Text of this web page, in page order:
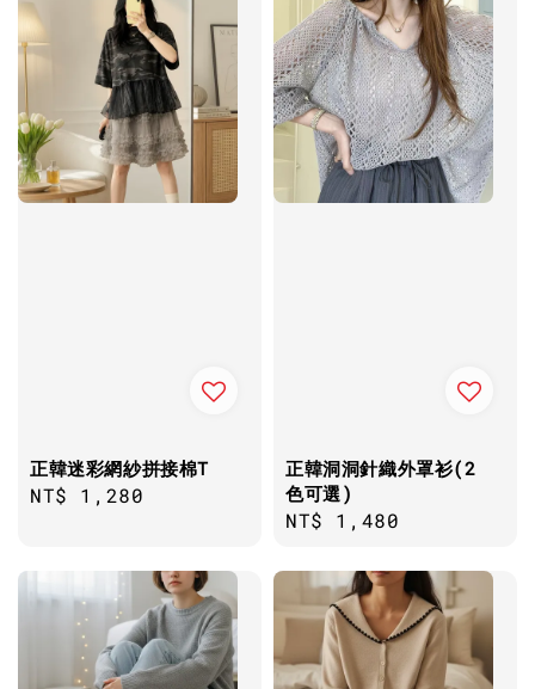
正韓迷彩網紗拼接棉T
Regular
NT$ 1,280
正韓洞洞針織外罩衫(2
色可選)
Regular
NT$ 1,480